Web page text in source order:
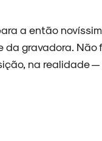
a então
gravadora. Não
na realidade —